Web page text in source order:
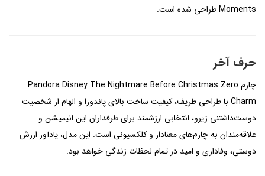
Moments طراحی شده است.
حرف آخر
چارم Pandora Disney The Nightmare Before Christmas Zero
Charm با طراحی ظریف، کیفیت ساخت بالای پاندورا و الهام از شخصیت
دوست‌داشتنی زیرو، انتخابی ارزشمند برای طرفداران این انیمیشن و
علاقه‌مندان به چارم‌های معنادار و کلکسیونی است. این مدل، یادآور ارزش
دوستی، وفاداری و امید در تمام لحظات زندگی خواهد بود.